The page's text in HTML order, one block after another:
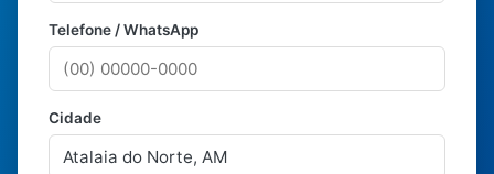
Telefone / WhatsApp
Cidade